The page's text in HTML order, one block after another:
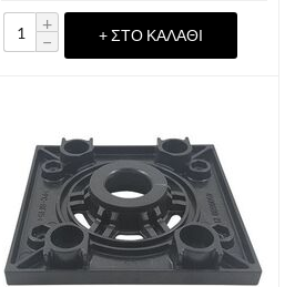
+
−
+ ΣΤΟ ΚΑΛΆΘΙ